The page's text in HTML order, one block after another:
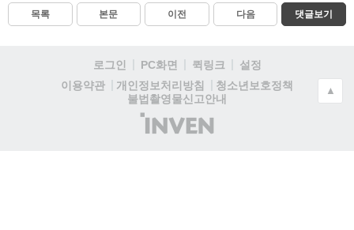
목록 본문 이전 다음 댓글보기
로그인 PC화면 퀵링크
설정
이용약관
개인정보처리방침
청소년보호정책
불법촬영물신고안내
(주)
인
▲